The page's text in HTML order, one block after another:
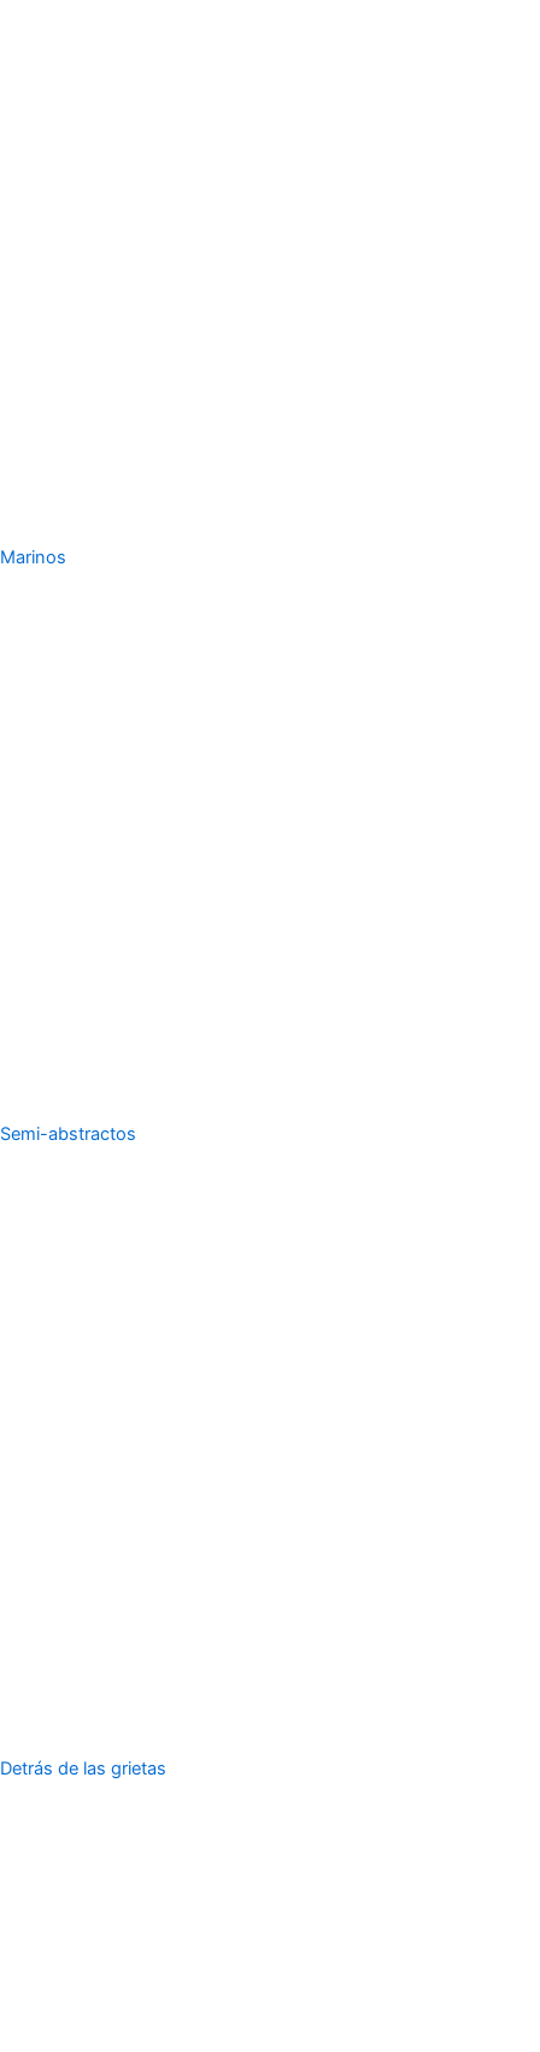
Marinos
Semi-abstractos
Detrás de las grietas